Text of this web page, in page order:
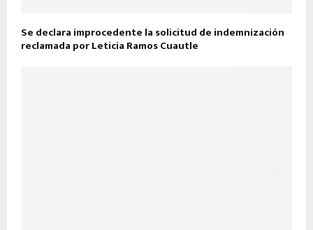
Se declara improcedente la solicitud de indemnización
reclamada por Leticia Ramos Cuautle